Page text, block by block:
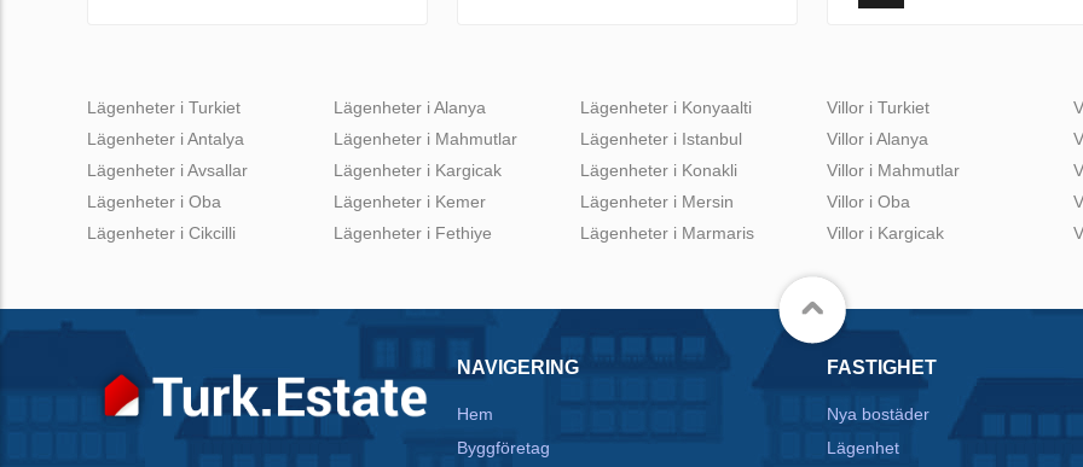
Lägenheter i Turkiet
Lägenheter i Antalya
Lägenheter i Avsallar
Lägenheter i Oba
Lägenheter i Cikcilli
Lägenheter i Alanya
Lägenheter i Mahmutlar
Lägenheter i Kargicak
Lägenheter i Kemer
Lägenheter i Fethiye
Lägenheter i Konyaalti
Lägenheter i Istanbul
Lägenheter i Konakli
Lägenheter i Mersin
Lägenheter i Marmaris
Villor i Turkiet
Villor i Alanya
Villor i Mahmutlar
Villor i Oba
Villor i Kargicak
NAVIGERING
Hem
Byggföretag
FASTIGHET
Nya bostäder
Lägenhet